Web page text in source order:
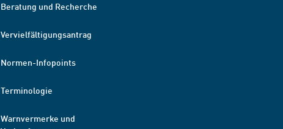
Beratung und Recherche
Vervielfältigungsantrag
Normen-Infopoints
Terminologie
Warnvermerke und